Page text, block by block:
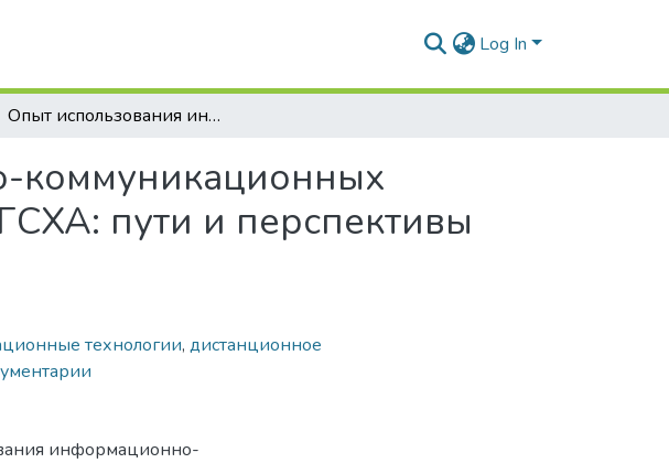
Log In
Опыт использования информационно-коммуникационных технологий в учебном процессе УО БГСХА: пути и перспективы развития
коммуникационных
пути и перспективы
технологии, дистанционное
информационно-